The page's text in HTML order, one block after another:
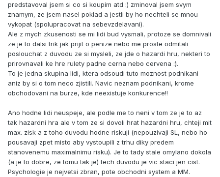
predstavoval jsem si co si koupim atd :) zminoval jsem svym
znamym, ze jsem nasel poklad a jestli by ho nechteli se mnou
vykopat (spolupracovat na sebevzdelavani).
Ale z mych zkusenosti se mi lidi bud vysmali, protoze se domnivali
ze je to dalsi trik jak prijit o penize nebo me proste odmitali
poslouchat z duvodu ze si mysleli, ze jde o hazardi hru, nekteri to
prirovnavali ke hre rulety padne cerna nebo cervena :).
To je jedna skupina lidi, ktera odsoudi tuto moznost podnikani
aniz by si o tom neco zjistili. Navic neznam podnikani, krome
obchodovani na burze, kde neexistuje konkurence!!
Ano hodne lidi neuspeje, ale podle me to neni v tom ze je to az
tak hazardni hra ale v tom ze si dovoli hrat hazardni hru, chteji mit
max. zisk a z toho duvodu hodne riskuji (nepouzivaji SL, nebo ho
pousavaji zpet misto aby vystoupili z trhu diky predem
stanovenemu maximalnimu risku). Je to tady stale omylano dokola
(a je to dobre, ze tomu tak je) tech duvodu je vic staci jen cist.
Psychologie je nejvetsi zbran, pote obchodni system a MM.